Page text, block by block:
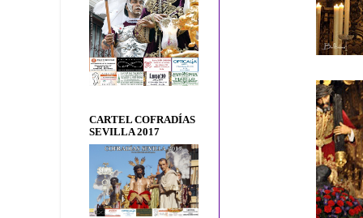
CARTEL COFRADÍAS
SEVILLA 2017